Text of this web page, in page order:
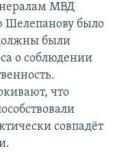
МВД
Шелепанову было
были
о соблюдении
что
совпадёт